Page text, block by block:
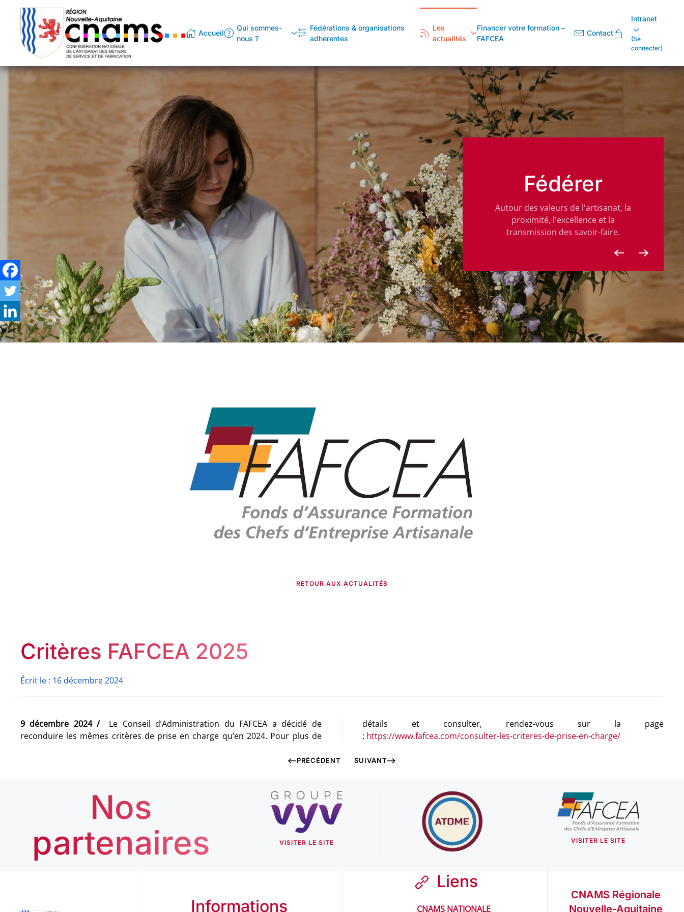
Passer au contenu principal Accueil
Qui sommes-
nous ?
Fédérations & organisations
adhérentes
Les
actualités
Financer votre formation –
FAFCEA
Contact
Intranet
(Se
connecter)
Fédérer
Autour des valeurs de l'artisanat, la
proximité, l'excellence et la
transmission des savoir-faire.
RETOUR AUX ACTUALITÉS
Critères FAFCEA 2025
Écrit le : 16 décembre 2024
9 décembre 2024 /
reconduire les mêmes critères de prise en charge qu’en 2024. Pour plus de
: https://www.fafcea.com/consulter-les-criteres-de-prise-en-charge/
PRÉCÉDENT SUIVANT
Nos
partenaires
VISITER LE SITE VISITER LE SITE
Informations
Liens
CNAMS NATIONALE
CNAMS Régionale
Nouvelle-Aquitaine